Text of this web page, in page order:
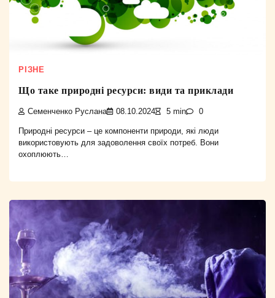
РІЗНЕ
Що таке природні ресурси: види та приклади
Семенченко Руслана 08.10.2024 5 min 0
Природні ресурси – це компоненти природи, які люди
використовують для задоволення своїх потреб. Вони
охоплюють…